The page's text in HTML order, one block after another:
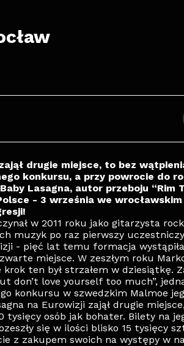
drugie miejsce, to bez
konkursu, a przy powrocie do
Lasagna, autor przeboju “Rim
- 3 września we wrocławskim
w 2011 roku jako gitarzysta
muzyk po raz pierwszy
- pięć lat temu formacja
miejsce. W zeszłym roku
ten był strzałem w dziesiątkę.
don’t love yourself too much”,
konkursu w szwedzkim Malmoe
na Eurowizji zajął drugie
tysięcy osób jak bohater. Bilety na
się w ilości blisko 15 tysięcy
z zakupem swoich na występy w